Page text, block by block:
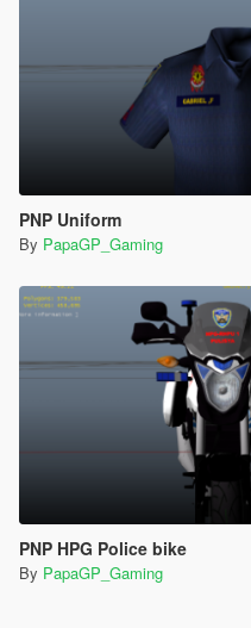
PNP Uniform
By PapaGP_Gaming
PNP HPG Police bike
By PapaGP_Gaming